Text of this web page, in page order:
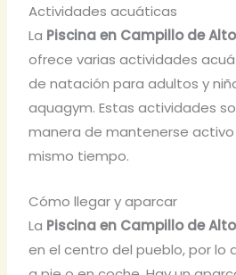
Actividades acuáticas
La Piscina en Campillo de
ofrece varias actividades
de natación para adultos y
aquagym. Estas actividades
manera de mantenerse activo
mismo tiempo.
Cómo llegar y aparcar
La Piscina en Campillo de
en el centro del pueblo, por lo